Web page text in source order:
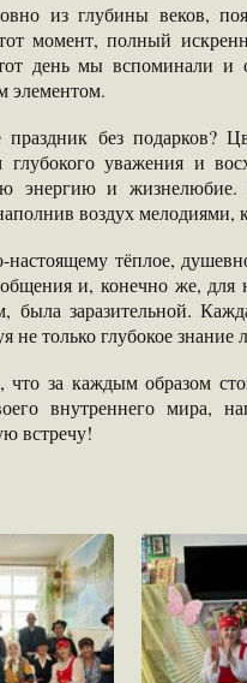
из глубины веков,
момент, полный
день мы вспоминали и
элементом.
без подарков?
глубокого уважения и
энергию и жизнелюбие.
воздух мелодиями,
тёплое,
общения и, конечно же,
была заразительной.
не только глубокое
за каждым образом
внутреннего мира,
встречу!